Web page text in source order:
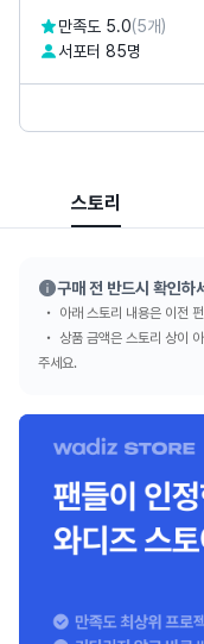
만족도 5.0(5개)
서포터 85명
스토리
구매 전 반드시 확인하
아래 스토리 내용은 이전
상품 금액은 스토리 상이
주세요.